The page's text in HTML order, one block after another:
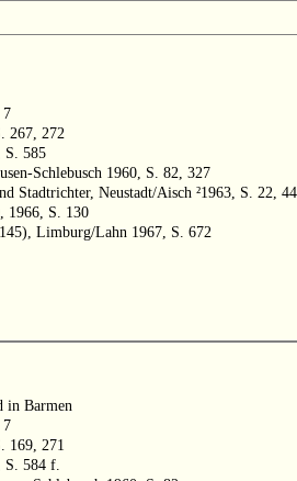
7
267, 272
S. 585
Schlebusch 1960, S. 82, 327
Stadtrichter, Neustadt/Aisch ²1963, S. 22,
1966, S. 130
Limburg/Lahn 1967, S. 672
in Barmen
7
169, 271
S. 584 f.